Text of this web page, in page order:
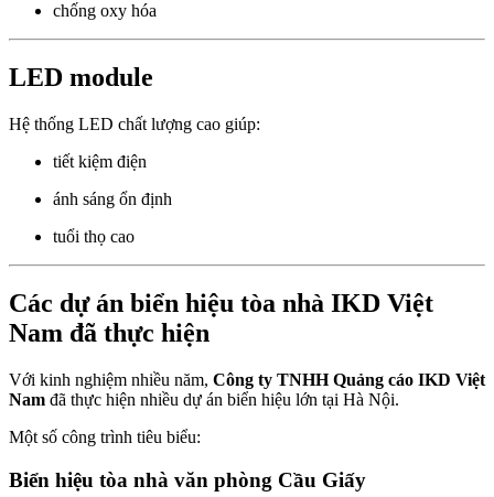
chống oxy hóa
LED module
Hệ thống LED chất lượng cao giúp:
tiết kiệm điện
ánh sáng ổn định
tuổi thọ cao
Các dự án biển hiệu tòa nhà IKD Việt
Nam đã thực hiện
Với kinh nghiệm nhiều năm, Công ty TNHH Quảng cáo IKD Việt
Nam đã thực hiện nhiều dự án biển hiệu lớn tại Hà Nội.
Một số công trình tiêu biểu:
Biển hiệu tòa nhà văn phòng Cầu Giấy